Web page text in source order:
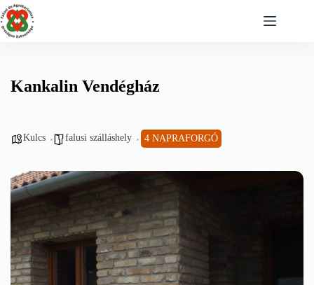
Skip
to
content
Kankalin Vendégház
Kulcs falusi szálláshely 4 NAPRAFORGÓ